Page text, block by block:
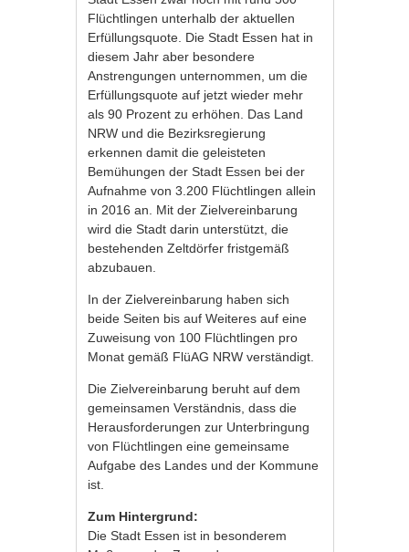
Flüchtlingen unterhalb der aktuellen
Erfüllungsquote. Die Stadt Essen hat in
diesem Jahr aber besondere
Anstrengungen unternommen, um die
Erfüllungsquote auf jetzt wieder mehr
als 90 Prozent zu erhöhen. Das Land
NRW und die Bezirksregierung
erkennen damit die geleisteten
Bemühungen der Stadt Essen bei der
Aufnahme von 3.200 Flüchtlingen allein
in 2016 an. Mit der Zielvereinbarung
wird die Stadt darin unterstützt, die
bestehenden Zeltdörfer fristgemäß
abzubauen.
In der Zielvereinbarung haben sich
beide Seiten bis auf Weiteres auf eine
Zuweisung von 100 Flüchtlingen pro
Monat gemäß FlüAG NRW verständigt.
Die Zielvereinbarung beruht auf dem
gemeinsamen Verständnis, dass die
Herausforderungen zur Unterbringung
von Flüchtlingen eine gemeinsame
Aufgabe des Landes und der Kommune
ist.
Zum Hintergrund:
Die Stadt Essen ist in besonderem